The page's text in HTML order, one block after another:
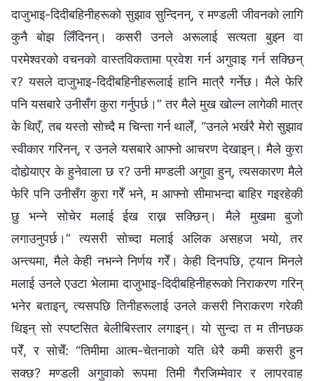
दाजुभाइ-दिदीबहिनीहरूको सुझाव सुन्दिनन्, र मण्डली जीवनको लागि
कुनै बोझ लिँदिनन्। कसरी उनले अरूलाई सत्यता बुझ्‍न वा
परमेश्‍वरको वचनको वास्तविकतामा प्रवेश गर्न अगुवाइ गर्न सक्छिन्
र? यसले दाजुभाइ-दिदीबहिनीहरूलाई हानि मात्रै गर्नेछ। मैले फेरि
पनि यसबारे उनीसँग कुरा गर्नुपर्छ।” तर मैले मुख खोल्‍न लागेकी मात्र
के थिएँ, तब यस्तो सोच्दै म चिन्ता गर्न थालेँ, “उनले भर्खरै मेरो सुझाव
स्वीकार गरिनन्, र उनले यसबारे आफ्‍नो आचरण देखाइन्। मैले कुरा
दोहोर्‍याएर के हुनेवाला छ र? उनी मण्डली अगुवा हुन्, त्यसकारण मैले
फेरि पनि उनीसँग कुरा गरेँ भने, म आफ्‍नो सीमाभन्दा बाहिर गइरहेकी
छु भन्‍ने सोचेर मलाई ईख राख्न सक्छिन्। मैले मुखमा बुजो
लगाउनुपर्छ।” त्यसरी सोच्दा मलाई अलिक असहज भयो, तर
अन्त्यमा, मैले केही नभन्‍ने निर्णय गरेँ। केही दिनपछि, ट्यान मिनले
मलाई उनले एउटा भेलामा दाजुभाइ-दिदीबहिनीहरूको निराकरण गरिन्
भनेर बताइन्, त्यसपछि तिनीहरूलाई उनले कसरी निराकरण गरेकी
थिइन् सो स्पष्टसित बेलीबिस्तार लगाइन्। यो सुन्दा त म तीनछक
परेँ, र सोचेँ: “तिमीमा आत्म-चेतनाको यति धेरै कमी कसरी हुन
सक्छ? मण्डली अगुवाको रूपमा तिमी गैरजिम्‍मेवार र लापरवाह